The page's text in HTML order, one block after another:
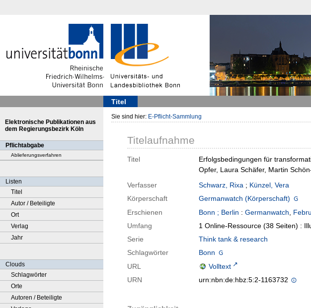
Titel
Elektronische Publikationen aus
dem Regierungsbezirk Köln
Pflichtabgabe
Ablieferungsverfahren
Listen
Titel
Autor / Beteiligte
Ort
Verlag
Jahr
Clouds
Schlagwörter
Orte
Autoren / Beteiligte
Sie sind hier: E-Pflicht-Sammlung
Titelaufnahme
Titel
Erfolgsbedingungen für
Opfer, Laura Schäfer, Martin
Verfasser
Schwarz, Rixa ; Künzel, Vera
Körperschaft
Germanwatch (Körperschaft)
Erschienen
Bonn ; Berlin : Germanwatch,
Umfang
1 Online-Ressource (38 Seiten) :
Serie
Think tank & research
Schlagwörter
Bonn
URL
Volltext
URN
urn:nbn:de:hbz:5:2-1163732